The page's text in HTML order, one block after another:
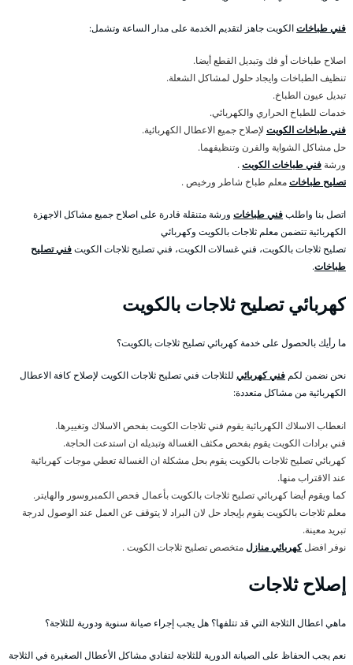
فني طباخاتالكويت جاهز لتقديم الخدمة على مدار الساعة وتشمل:
اصلاح طباخات أو فك وتبديل القطع أيضا.
تنظيف الطباخات وايجاد حلول لمشاكل الشعلة.
تبديل عيون الطباخ.
خدمات للطباخ الحراري والكهربائي.
فني طباخات الكويت لإصلاح جميع الاعطال الكهربائية.
حل مشاكل الشواية والفرن وتنظيفهما.
ورشة فني طباخات الكويت.
تصليح طباخاتمعلم طباخ شاطر ورخيص .
اتصل بنا واطلبفني طباخات ورشة متنقلة قادرة على اصلاح جميع مشاكل الاجهزة
الكهربائية تتضمن معلم ثلاجات بالكويت وكهربائي
تصليح ثلاجات بالكويت، فني غسالات الكويت، فني تصليح ثلاجات الكويتفني تصليح
طباخات.
كهربائي تصليح ثلاجات بالكويت
ما رأيك بالحصول على خدمة كهربائي تصليح ثلاجات بالكويت؟
نحن نضمن لكم فني كهربائي للثلاجات فني تصليح ثلاجات الكويت لإصلاح كافة الاعطال
الكهربائية من مشاكل متعددة:
انعطاب الاسلاك الكهربائية يقوم فني ثلاجات الكويت بفحص الاسلاك وتغييرها.
فني برادات الكويت يقوم بفحص مكثف الغسالة وتبديله ان استدعت الحاجة.
كهربائي تصليح ثلاجات بالكويت يقوم بحل مشكلة ان الغسالة تعطي موجات كهربائية
عند الاقتراب منها.
كما ويقوم أيضا كهربائي تصليح ثلاجات بالكويت بأعمال فحص الكمبروسور والهايتر.
معلم ثلاجات بالكويت يقوم بإيجاد حل لان البراد لا يتوقف عن العمل عند الوصول لدرجة
تبريد معينة.
نوفر افضلكهربائي منازلمتخصص تصليح ثلاجات الكويت .
إصلاح ثلاجات
ماهي اعطال الثلاجة التي قد تتلفها؟ هل يجب إجراء صيانة سنوية ودورية للثلاجة؟
نعم يجب الحفاظ على الصيانة الدورية للثلاجة لتفادي مشاكل الأعطال الصغيرة في الثلاجة